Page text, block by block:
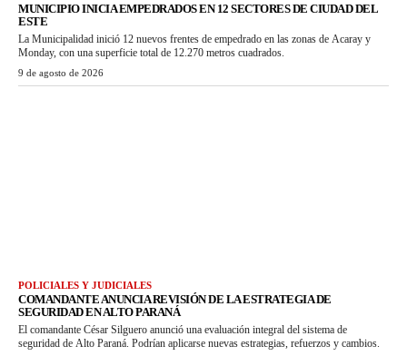
MUNICIPIO INICIA EMPEDRADOS EN 12 SECTORES DE CIUDAD DEL
ESTE
La Municipalidad inició 12 nuevos frentes de empedrado en las zonas de Acaray y
Monday, con una superficie total de 12.270 metros cuadrados.
9 de agosto de 2026
POLICIALES Y JUDICIALES
COMANDANTE ANUNCIA REVISIÓN DE LA ESTRATEGIA DE
SEGURIDAD EN ALTO PARANÁ
El comandante César Silguero anunció una evaluación integral del sistema de
seguridad de Alto Paraná. Podrían aplicarse nuevas estrategias, refuerzos y cambios.